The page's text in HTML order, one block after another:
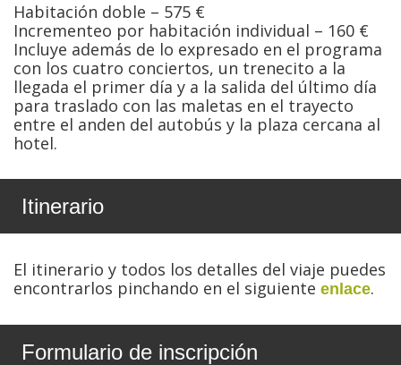
Habitación doble – 575 €
Incrementeo por habitación individual – 160 €
Incluye además de lo expresado en el programa
con los cuatro conciertos, un trenecito a la
llegada el primer día y a la salida del último día
para traslado con las maletas en el trayecto
entre el anden del autobús y la plaza cercana al
hotel.
Itinerario
El itinerario y todos los detalles del viaje puedes
encontrarlos pinchando en el siguiente enlace.
Formulario de inscripción